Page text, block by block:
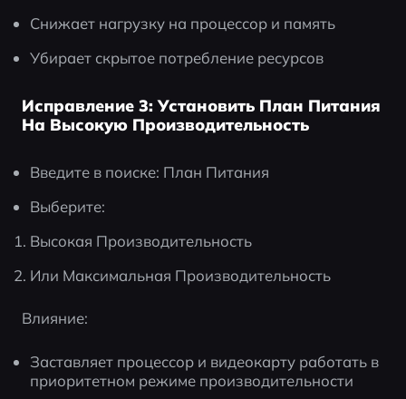
Снижает нагрузку на процессор и память
Убирает скрытое потребление ресурсов
Исправление 3: Установить План Питания
На Высокую Производительность
Введите в поиске: План Питания
Выберите:
Высокая Производительность
Или Максимальная Производительность
Влияние:
Заставляет процессор и видеокарту работать в
приоритетном режиме производительности